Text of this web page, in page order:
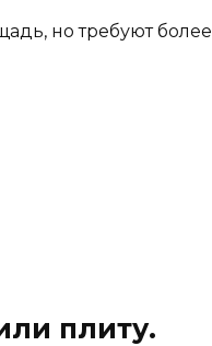
но требуют более
плиту.